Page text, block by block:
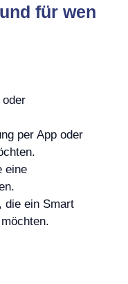
für wen
per App oder
eine
die ein Smart